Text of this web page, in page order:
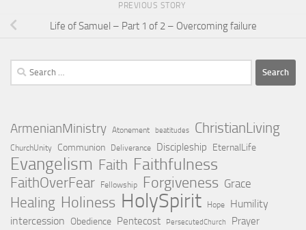
PREVIOUS STORY
Life of Samuel – Part 1 of 2 – Overcoming failure
Search
for:
ArmenianMinistry Atonement beatitudes ChristianLiving
ChurchUnity Communion Deliverance Discipleship EternalLife
Evangelism Faith Faithfulness
FaithOverFear Fellowship Forgiveness Grace
Healing Holiness HolySpirit Hope
Humility
intercession Obedience Pentecost PersecutedChurch Prayer